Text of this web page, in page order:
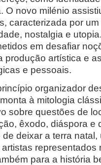
O novo milénio
caracterizada por
nostalgia e
em desafiar
produção artística e
e pessoais.
organizador
à mitologia
sobre questões de
êxodo, diáspora e
deixar a terra
representados
para a história